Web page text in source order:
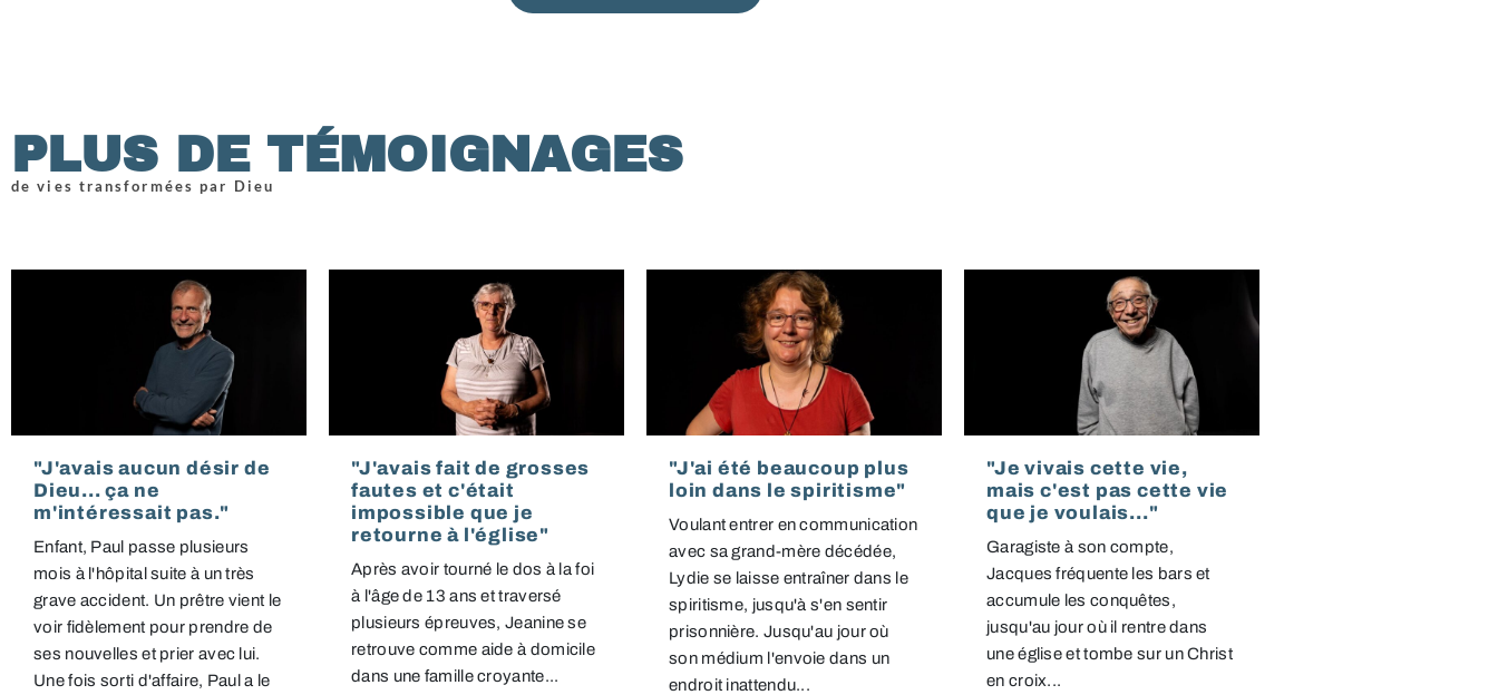
PLUS DE TÉMOIGNAGES
de vies transformées par Dieu
"J'avais aucun désir de
Dieu... ça ne
m'intéressait pas."
Enfant, Paul passe plusieurs
mois à l'hôpital suite à un très
grave accident. Un prêtre vient le
voir fidèlement pour prendre de
ses nouvelles et prier avec lui.
Une fois sorti d'affaire, Paul a le
"J'avais fait de grosses
fautes et c'était
impossible que je
retourne à l'église"
Après avoir tourné le dos à la foi
à l'âge de 13 ans et traversé
plusieurs épreuves, Jeanine se
retrouve comme aide à domicile
dans une famille croyante...
"J'ai été beaucoup plus
loin dans le spiritisme"
Voulant entrer en communication
avec sa grand-mère décédée,
Lydie se laisse entraîner dans le
spiritisme, jusqu'à s'en sentir
prisonnière. Jusqu'au jour où
son médium l'envoie dans un
endroit inattendu...
"Je vivais cette vie,
mais c'est pas cette vie
que je voulais..."
Garagiste à son compte,
Jacques fréquente les bars et
accumule les conquêtes,
jusqu'au jour où il rentre dans
une église et tombe sur un Christ
en croix...